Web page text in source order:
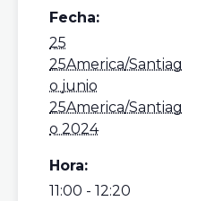
Fecha:
25
25America/Santiag
o junio
25America/Santiag
o 2024
Hora:
11:00 - 12:20